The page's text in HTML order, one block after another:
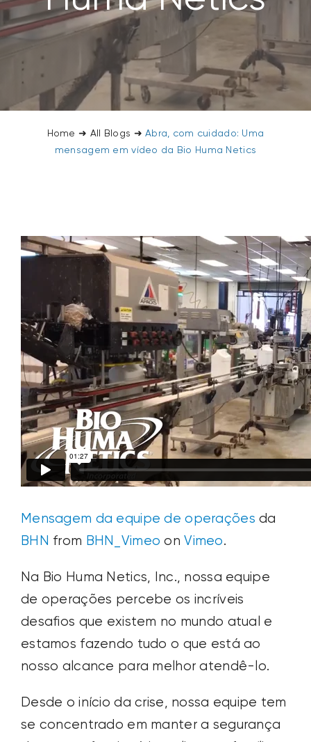
SEARCH
FOR:
Home ➜ All Blogs ➜Abra, com cuidado: Uma
mensagem em vídeo da Bio Huma Netics
Mensagem da equipe de operações da
BHN from BHN_Vimeo on Vimeo.
Na Bio Huma Netics, Inc., nossa equipe
de operações percebe os incríveis
desafios que existem no mundo atual e
estamos fazendo tudo o que está ao
nosso alcance para melhor atendê-lo.
Desde o início da crise, nossa equipe tem
se concentrado em manter a segurança